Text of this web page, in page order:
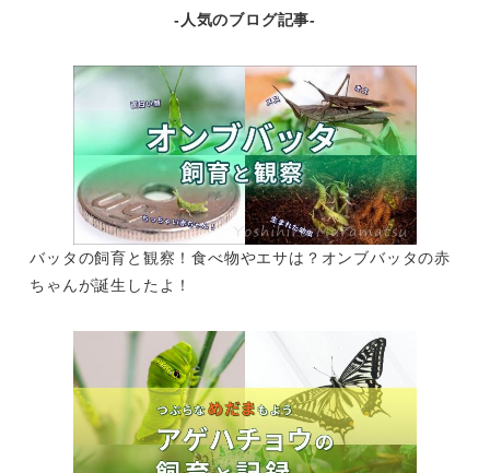
-人気のブログ記事-
バッタの飼育と観察！食べ物やエサは？オンブバッタの赤
ちゃんが誕生したよ！